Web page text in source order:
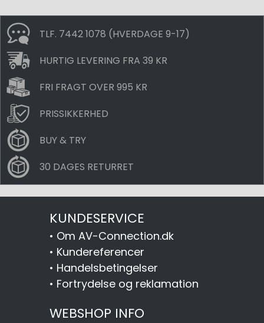
TLF. 7442 1078 (HVERDAGE 9-17)
HURTIG LEVERING FRA 39 KR
FRI FRAGT OVER 995 KR
PRISSIKKERHED
BUY & TRY
30 DAGES RETURRET
KUNDESERVICE
• Om AV-Connection.dk
• Kundereferencer
• Handelsbetingelser
• Fortrydelse og reklamation
WEBSHOP INFO